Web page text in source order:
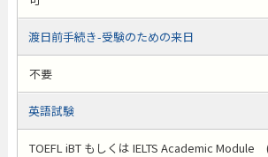
渡日前手続き-受験のための来日
不要
英語試験
TOEFL iBT もしくは IELTS Academic Module